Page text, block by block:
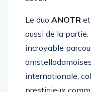
Le duoANOTRet
aussi de la partie.
incroyable
internationale,